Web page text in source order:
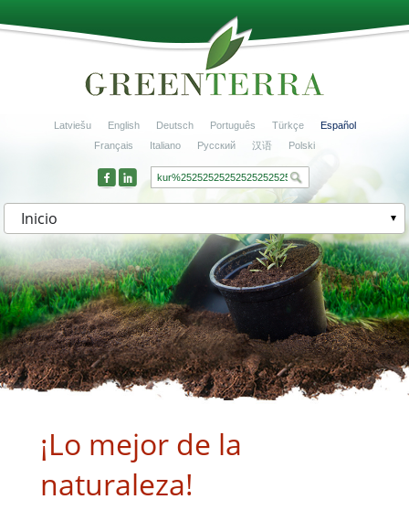
Latviešu English Deutsch Português Türkçe
Español
Français
Italiano Русский 汉语 Polski
Inicio
¡Lo mejor de la
naturaleza!